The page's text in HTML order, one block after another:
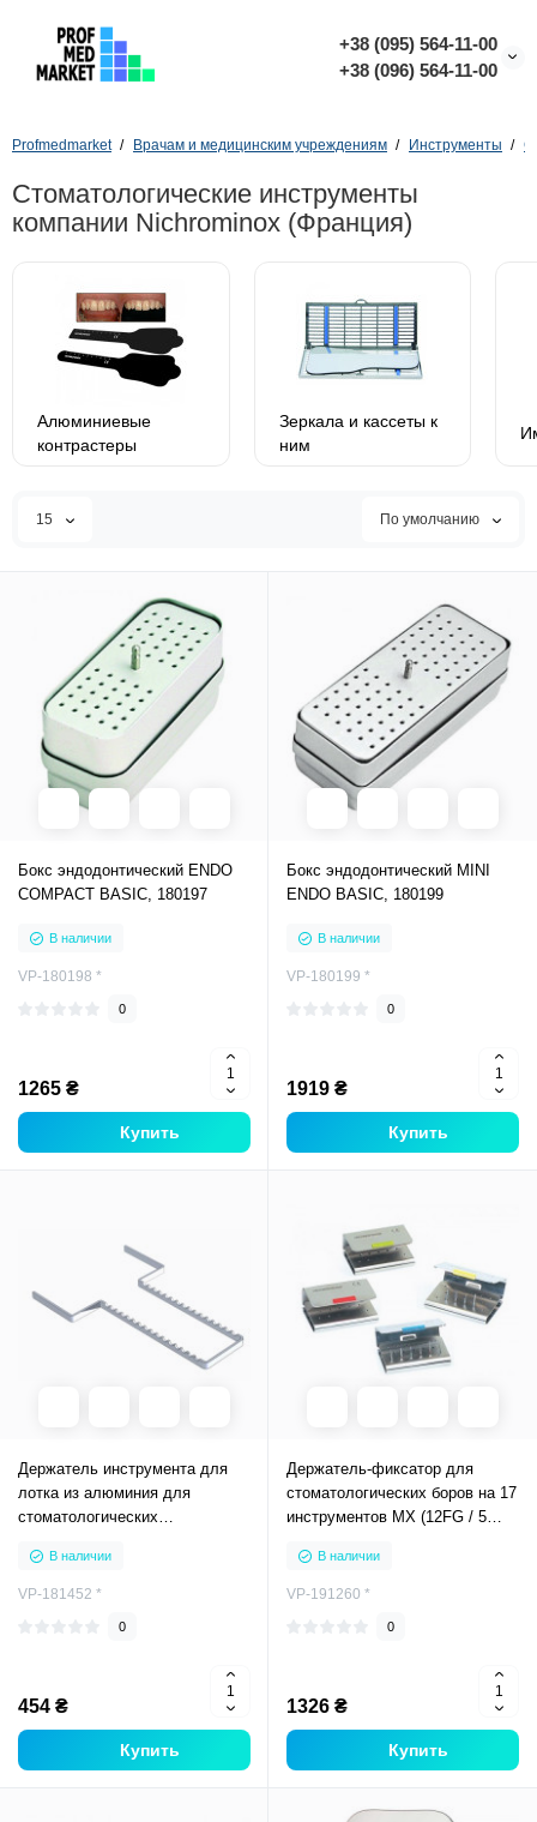
+38 (095) 564-11-00
+38 (096) 564-11-00
Profmedmarket Врачам и медицинским учреждениям Инструменты
Стоматологические инструменты
компании Nichrominox (Франция)
Алюминиевые
контрастеры
Зеркала и кассеты к
ним
15 По умолчанию
Бокс эндодонтический ENDO
COMPACT BASIC, 180197
В наличии
VP-180198 *
0
1265 ₴
Купить
Бокс эндодонтический MINI
ENDO BASIC, 180199
В наличии
VP-180199 *
0
1919 ₴
Купить
Держатель инструмента для
лотка из алюминия для
стоматологических
В наличии
VP-181452 *
0
454 ₴
Купить
Держатель-фиксатор для
стоматологических боров на 17
инструментов MX (12FG / 5
В наличии
VP-191260 *
0
1326 ₴
Купить